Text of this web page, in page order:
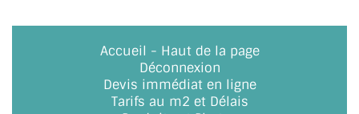
LES CHARNIÈRES DE PORTE EN VERRE
BOUTONS ET POIGNÉES
Accueil - Haut de la page
Déconnexion
Devis immédiat en ligne
Tarifs au m2 et Délais